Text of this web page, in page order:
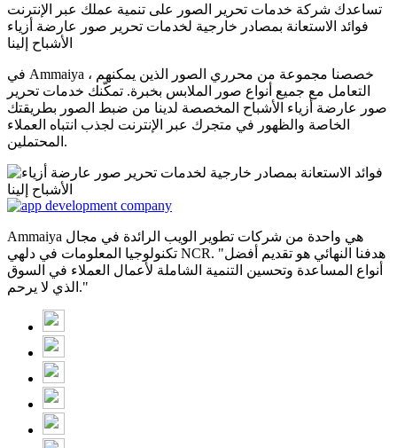
تساعدك شركة خدمات تحرير الصور على تنمية عملك عبر الإنترنت
فوائد الاستعانة بمصادر خارجية لخدمات تحرير صور عارضة أزياء
الأشباح إلينا
في Ammaiya ، خصصنا مجموعة من محرري الصور الذين يمكنهم
التعامل مع جميع أنواع صور الملابس بخبرة. تمكّنك خدمات تحرير
صور عارضة أزياء الأشباح المخصصة لدينا من ضبط الصور بطريقتك
الخاصة والظهور في متجرك عبر الإنترنت لجذب انتباه العملاء
المحتملين.
Ammaiya هي واحدة من شركات تطوير الويب الرائدة في مجال
تكنولوجيا المعلومات في دلهي NCR. "هدفنا النهائي هو تقديم أفضل
أنواع المساعدة وتحسين التنمية الشاملة لأعمال العملاء في السوق
الذي لا يرحم."